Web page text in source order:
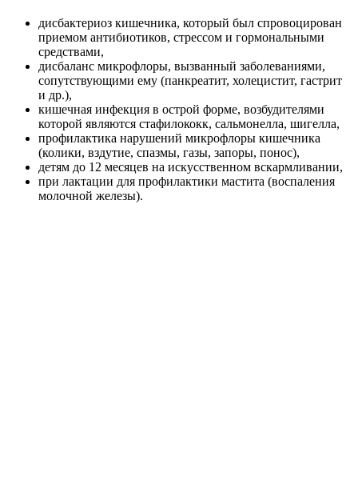
дисбактериоз кишечника, который был спровоцирован
приемом антибиотиков, стрессом и гормональными
средствами,
дисбаланс микрофлоры, вызванный заболеваниями,
сопутствующими ему (панкреатит, холецистит, гастрит
и др.),
кишечная инфекция в острой форме, возбудителями
которой являются стафилококк, сальмонелла, шигелла,
профилактика нарушений микрофлоры кишечника
(колики, вздутие, спазмы, газы, запоры, понос),
детям до 12 месяцев на искусственном вскармливании,
при лактации для профилактики мастита (воспаления
молочной железы).